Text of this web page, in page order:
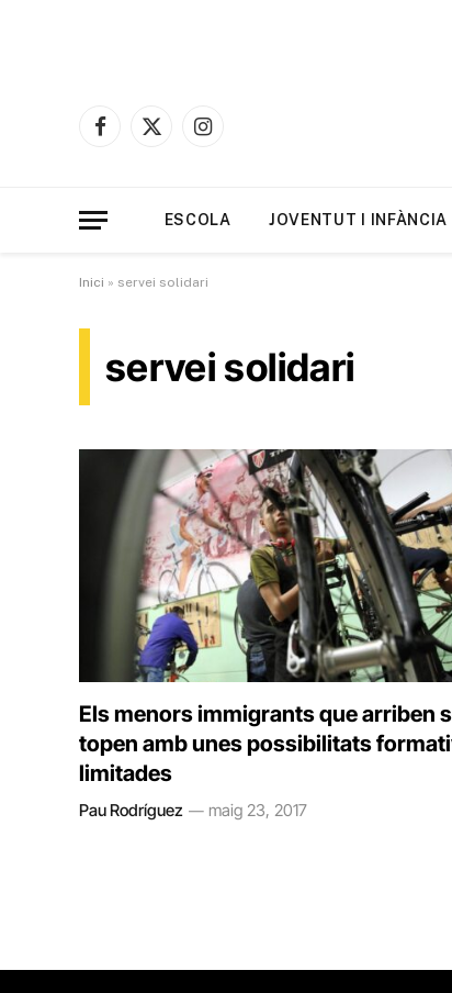
Facebook
X
Instagram
ESCOLA JOVENTUT I INFÀNCIA
Inici » servei solidari
servei solidari
Els menors immigrants que arriben
topen amb unes possibilitats
limitades
Pau Rodríguez maig 23, 2017